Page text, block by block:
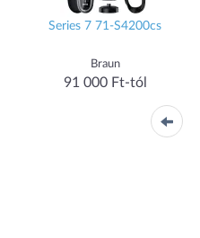
Series 7 71-S4200cs
Braun
91 000 Ft-tól